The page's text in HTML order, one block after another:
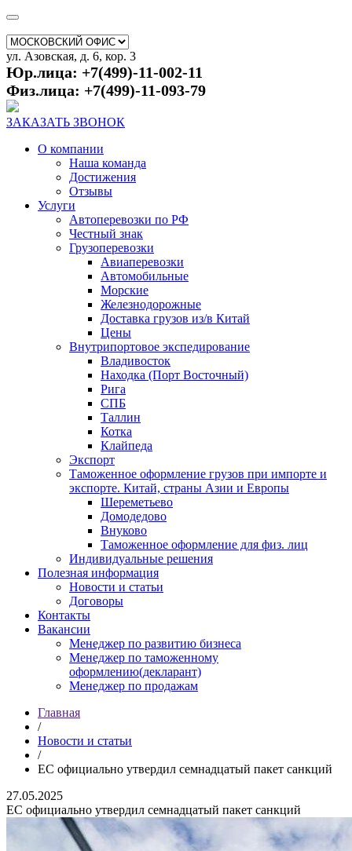
ул. Азовская, д. 6, кор. 3
Юр.лица: +7(499)-11-002-11
Физ.лица: +7(499)-11-093-79
ЗАКАЗАТЬ ЗВОНОК
О компании
Наша команда
Достижения
Отзывы
Услуги
Автоперевозки по РФ
Честный знак
Грузоперевозки
Авиаперевозки
Автомобильные
Морские
Железнодорожные
Доставка грузов из/в Китай
Цены
Внутрипортовое экспедирование
Владивосток
Находка (Порт Восточный)
Рига
СПБ
Таллин
Котка
Клайпеда
Экспорт
Таможенное оформление грузов при импорте и
экспорте. Китай, страны Азии и Европы
Шереметьево
Домодедово
Внуково
Таможенное оформление для физ. лиц
Индивидуальные решения
Полезная информация
Новости и статьи
Договоры
Контакты
Вакансии
Менеджер по развитию бизнеса
Менеджер по таможенному
оформлению(декларант)
Менеджер по продажам
Главная
/
Новости и статьи
/
ЕС официально утвердил семнадцатый пакет санкций
27.05.2025
ЕС официально утвердил семнадцатый пакет санкций